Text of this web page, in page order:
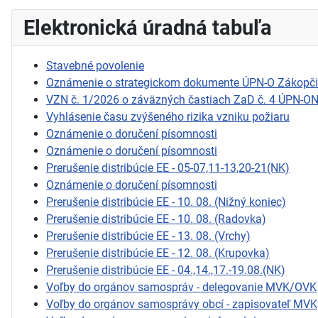
Elektronická úradná tabuľa
Stavebné povolenie
Oznámenie o strategickom dokumente ÚPN-O
VZN č. 1/2026 o záväzných častiach ZaD č. 4 ÚPN-ON
Vyhlásenie času zvýšeného rizika vzniku požiaru
Oznámenie o doručení písomnosti
Oznámenie o doručení písomnosti
Prerušenie distribúcie EE - 05-07,11-13,20-21(NK)
Oznámenie o doručení písomnosti
Prerušenie distribúcie EE - 10. 08. (Nižný koniec)
Prerušenie distribúcie EE - 10. 08. (Radovka)
Prerušenie distribúcie EE - 13. 08. (Vrchy)
Prerušenie distribúcie EE - 12. 08. (Krupovka)
Prerušenie distribúcie EE - 04.,14.,17.-19.08.(NK)
Voľby do orgánov samospráv - delegovanie MVK/OVK
Voľby do orgánov samosprávy obcí - zapisovateľ MVK